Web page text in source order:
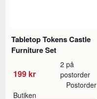
Tabletop Tokens Castle
Furniture Set
199 kr
2 på
postorder
Butiken
Postorder